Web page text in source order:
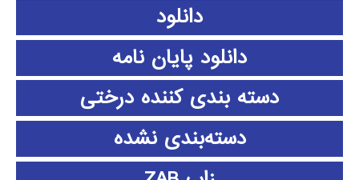
دانلود
دانلود پايان نامه
دسته بندی کننده درختی
دسته‌بندی نشده